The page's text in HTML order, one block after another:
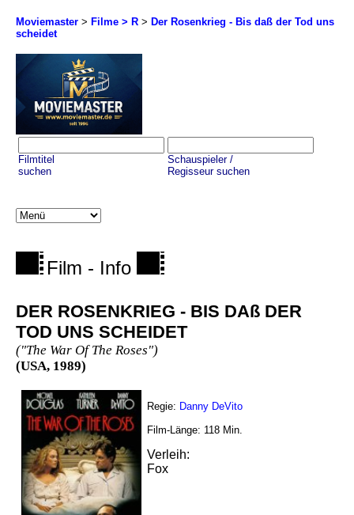
Moviemaster > Filme > R > Der Rosenkrieg - Bis daß der Tod uns
scheidet
Filmtitel
suchen
Schauspieler /
Regisseur suchen
Film - Info
DER ROSENKRIEG - BIS DAß DER
TOD UNS SCHEIDET
("The War Of The Roses")
(USA, 1989)
Regie: Danny DeVito
Film-Länge: 118 Min.
Verleih:
Fox